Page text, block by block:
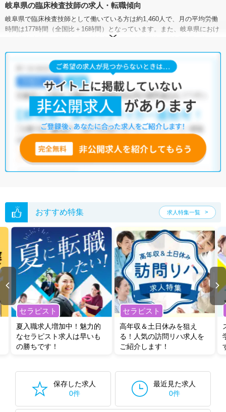
岐阜県の臨床検査技師の求人・転職傾向
岐阜県で臨床検査技師として働いている方は約1,460人で、月の平均労働
時間は177時間（全国比＋16時間）となっています。また、岐阜県におけ
る臨床検査技師の平均年収は398.6万円で、全国平均の496.5万円と比べて
臨床検査技師の有効求人倍率は、全国平均が1.42倍なのに対して、岐阜県
は1.63倍。臨床検査技師の需要は高いと言えます。加えて、岐阜県には病
院が96施設、クリニックが1,308施設あり、臨床検査技師として働ける施
設が豊富です。さまざまな求人の中から、ぜひ自分の条件に合った職場
を探してみてください。
マイナビコメディカルには、【車通勤可】【託児所・育児補助】【残業
少なめ】など、働きやすさを重視した臨床検査技師の求人がそろってい
ます。さらに、マイナビコメディカルでは、限定求人や非公開求人のご
紹介も可能です。ぜひ一度ご相談ください。
※各種数字情報は2022年10月 マイナビ調べによる
う求人を提案させていただきます。
岐阜県の臨床検査技師求人では以下のような条件が人気です。
土日祝休・積極採用中・残業少なめ・正社員(正職員)・病
・クリニック ・訪問リハビリ(在宅医療) ・その他
他の条件でも人気の求人がございますので、「こだわり条件」から検索
いただくか、お気軽にお問い合わせください。
全国の臨床検査技師求人から検索いただくことも可能です。
無料転職支援サービスにお申し込みいただくと、ご希望条件をヒアリン
グした上で求人をご提案いたします。
ご希望条件がまだ定まっていない方は
人気の希望条件をピックアップし
た求人特集 をぜひご活用ください。
転職支援の他、情報収集や募集状況の確認も、お気軽にご相談くださ
おすすめ特集 求人特集一覧
セラピスト
夏入職求人増加中！魅力的
なセラピスト求人は早いも
の勝ちです！
セラピスト
高年収＆土日休みを狙え
る！人気の訪問リハ求人を
ご紹介します！
保存した求人
0件
最近見た求人
0件